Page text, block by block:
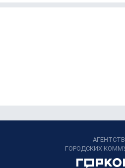
ГОРОДСКИХ